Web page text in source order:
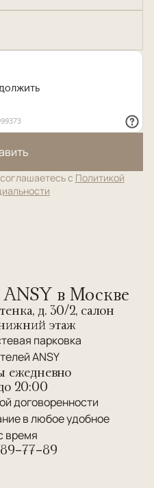
с Политикой
в Москве
д. 30/2, салон
этаж
парковка
ANSY
ежедневно
20:00
договоренности
в любое удобное
время
77-89